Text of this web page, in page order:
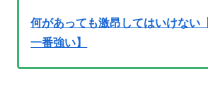
何があっても激昂してはいけない
一番強い】